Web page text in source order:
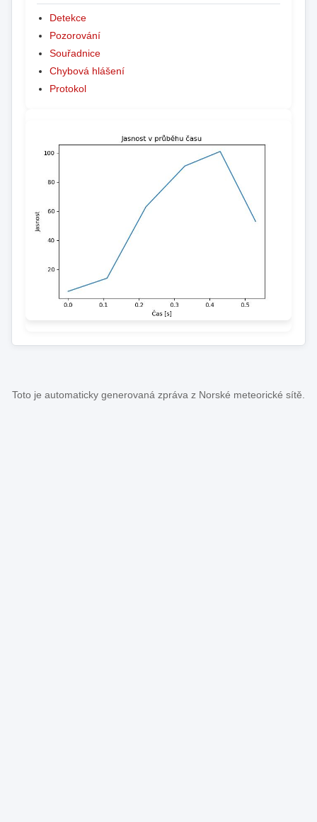
Detekce
Pozorování
Souřadnice
Chybová hlášení
Protokol
Toto je automaticky generovaná zpráva z Norské meteorické sítě.